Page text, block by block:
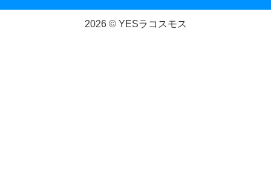
2026 © YESラコスモス